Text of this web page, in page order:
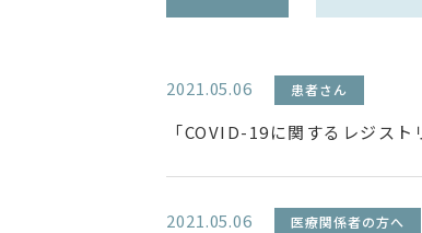
2021.05.06 患者さん
「COVID-19に関するレジス
2021.05.06 医療関係者の方へ